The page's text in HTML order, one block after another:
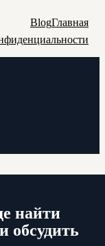
BlogГлавная
найти
обсудить